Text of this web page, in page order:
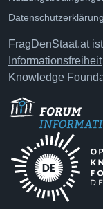
Datenschutzerklärung
FragDenStaat.at
Informationsfreiheit
Knowledge